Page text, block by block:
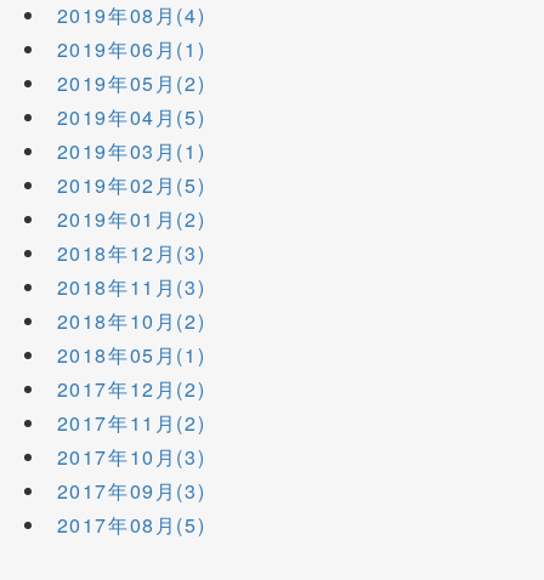
2019年08月(4)
2019年06月(1)
2019年05月(2)
2019年04月(5)
2019年03月(1)
2019年02月(5)
2019年01月(2)
2018年12月(3)
2018年11月(3)
2018年10月(2)
2018年05月(1)
2017年12月(2)
2017年11月(2)
2017年10月(3)
2017年09月(3)
2017年08月(5)